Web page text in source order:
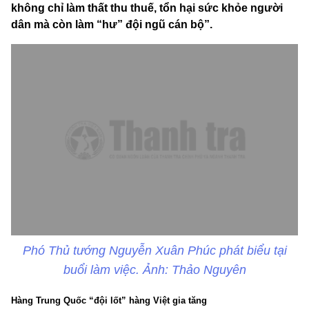
không chỉ làm thất thu thuế, tổn hại sức khỏe người
dân mà còn làm “hư” đội ngũ cán bộ”.
Phó Thủ tướng Nguyễn Xuân Phúc phát biểu tại
buổi làm việc. Ảnh: Thảo Nguyên
Hàng Trung Quốc “đội lốt” hàng Việt gia tăng